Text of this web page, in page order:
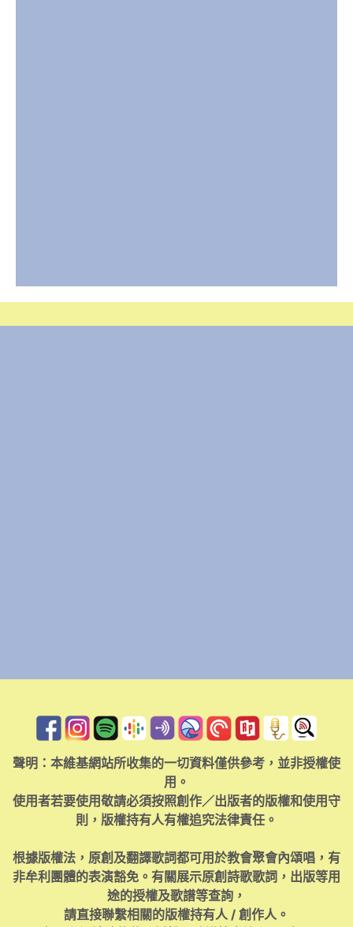
聲明：本維基網站所收集的一切資料僅供參考，並非授權使
用。
使用者若要使用敬請必須按照創作／出版者的版權和使用守
則，版權持有人有權追究法律責任。
根據版權法，原創及翻譯歌詞都可用於教會聚會內頌唱，有
非牟利團體的表演豁免。有關展示原創詩歌歌詞，出版等用
途的授權及歌譜等查詢，
請直接聯繫相關的版權持有人 / 創作人。